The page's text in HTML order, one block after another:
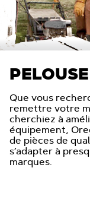
Que vous
remettre votre
cherchiez à
équipement,
de pièces de
s’adapter à
marques.